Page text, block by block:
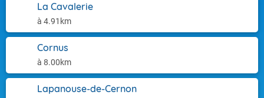
La Cavalerie
à 4.91km
Cornus
à 8.00km
Lapanouse-de-Cernon